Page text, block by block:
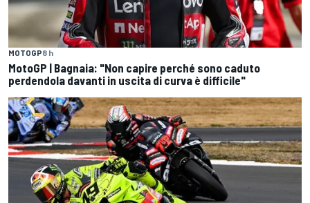
MOTOGP8 h
MotoGP | Bagnaia: "Non capire perché sono caduto
perdendola davanti in uscita di curva è difficile"